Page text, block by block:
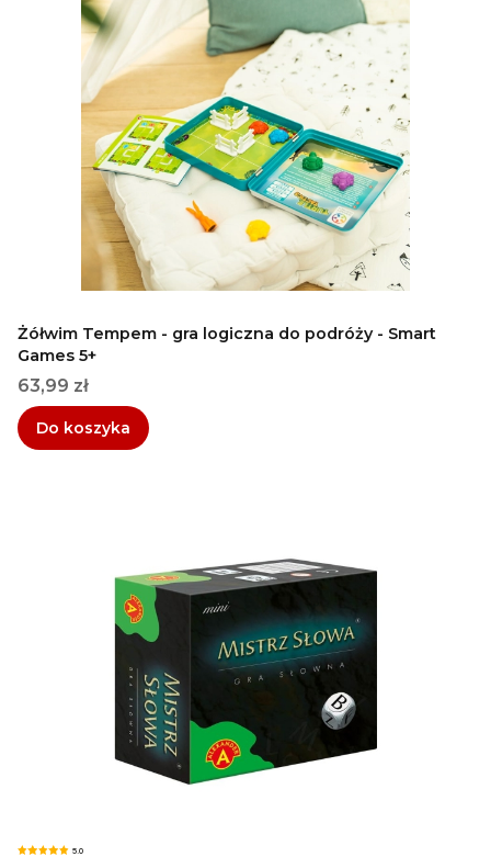
Żółwim Tempem - gra logiczna do podróży - Smart
Games 5+
Cena
63,99 zł
Do koszyka
5.0